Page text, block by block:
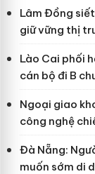
Lâm Đồng
giữ vững thị
Lào Cai phối
cán bộ đi B
Ngoại giao
công nghệ
Đà Nẵng:
muốn sớm di